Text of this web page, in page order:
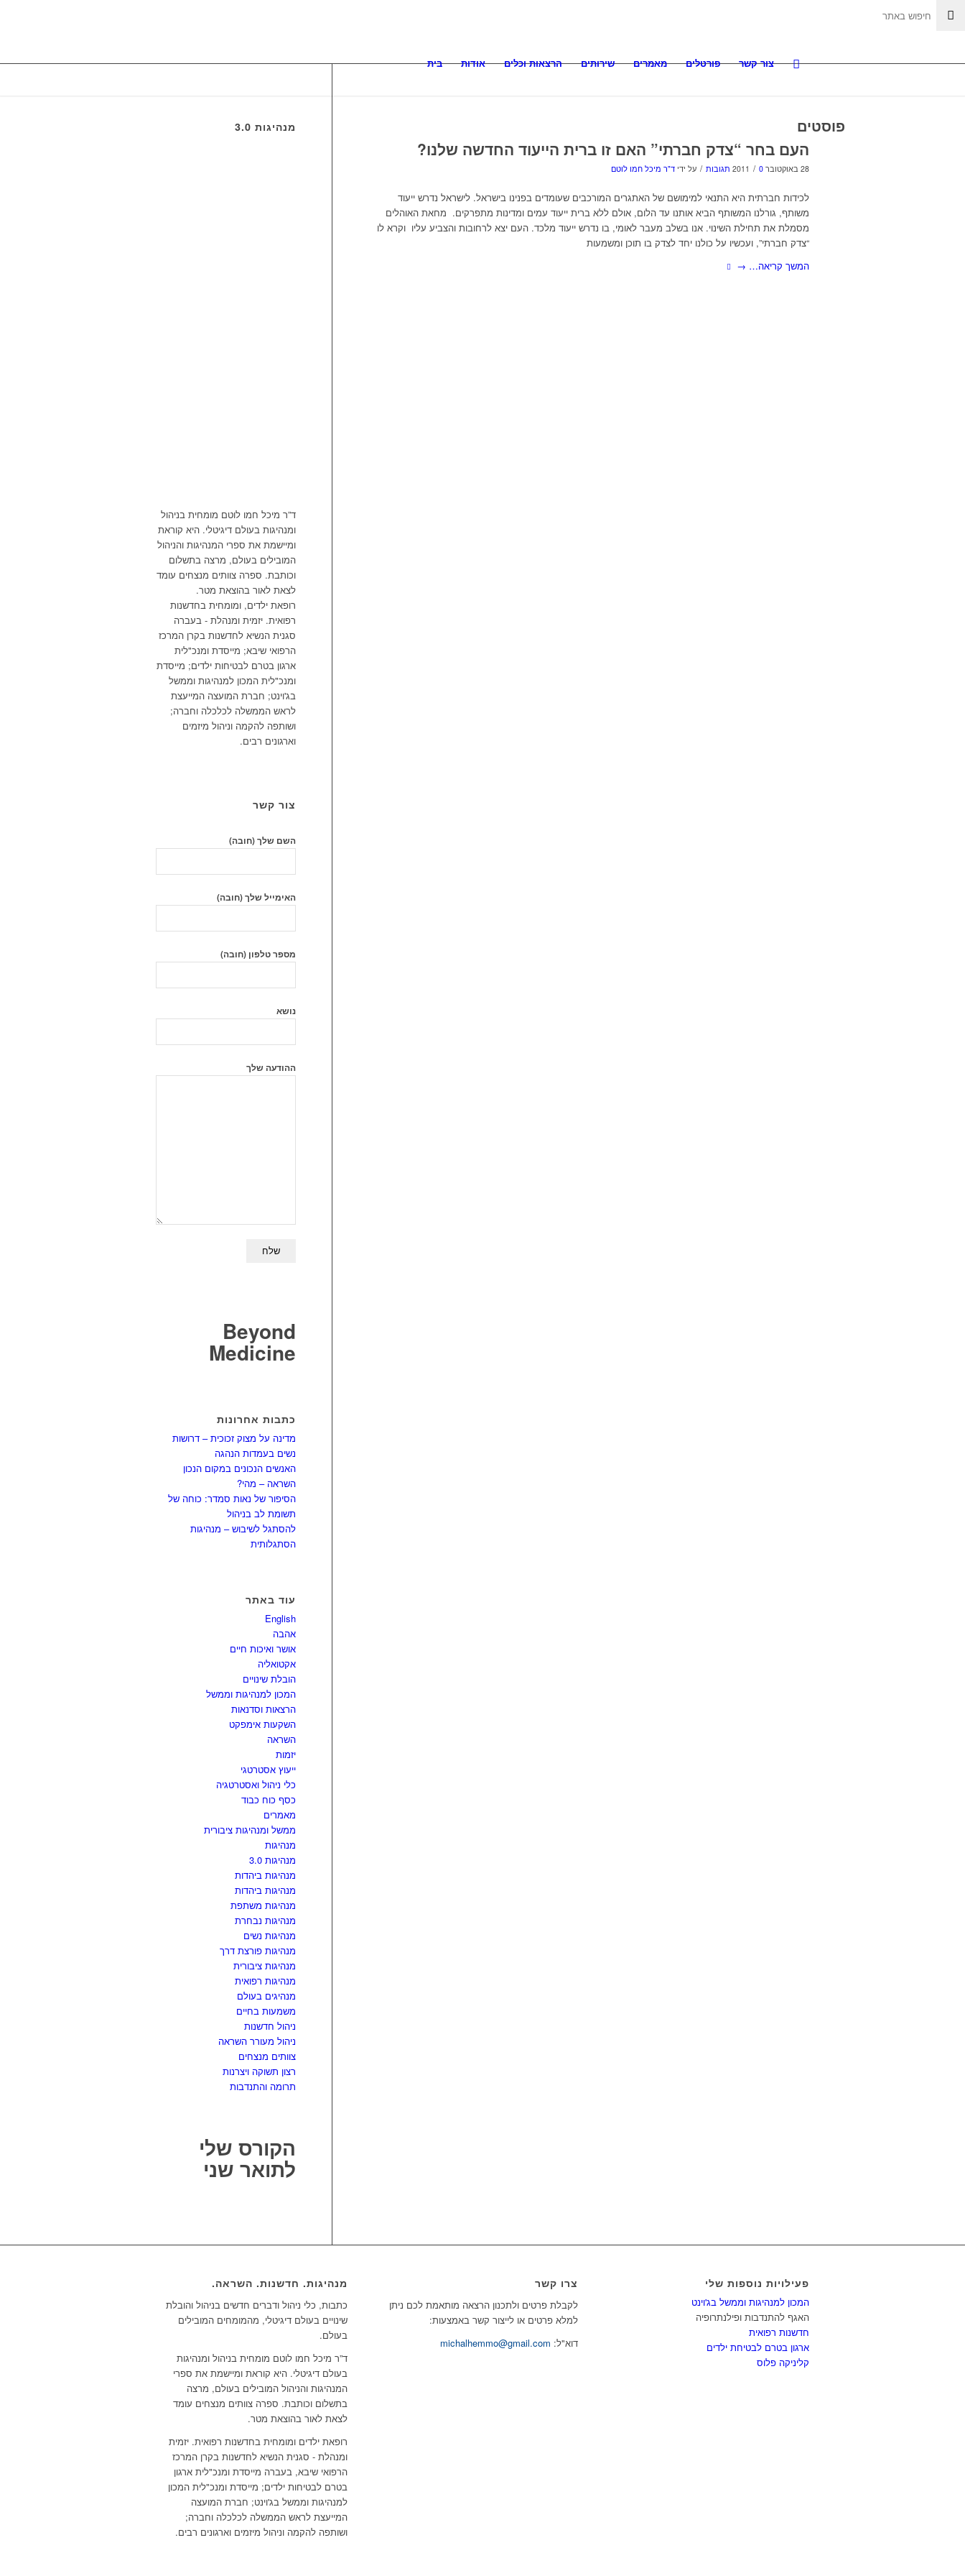
בית אודות הרצאות וכלים שירותים מאמרים פורטלים צור קשר
פוסטים
העם בחר “צדק חברתי” האם זו ברית הייעוד החדשה שלנו?
28 באוקטובר 2011 / 0 תגובות / על ידי ד"ר מיכל חמו לוטם
לכידות חברתית היא התנאי למימושם של האתגרים המורכבים שעומדים בפנינו בישראל. לישראל נדרש ייעוד
משותף, גורלנו המשותף הביא אותנו עד הלום, אולם ללא ברית ייעוד עמים ומדינות מתפרקים. מחאת האוהלים
מסמלת את תחילת השינוי. אנו בשלב מעבר לאומי, בו נדרש ייעוד מלכד. העם יצא לרחובות והצביע עליו וקרא לו
“צדק חברתי”, ועכשיו על כולנו יחד לצדק בו תוכן ומשמעות
המשך קריאה… →
מנהיגות 3.0
ד”ר מיכל חמו לוטם מומחית בניהול
ומנהיגות בעולם דיגיטלי. היא קוראת
ומיישמת את ספרי המנהיגות והניהול
המובילים בעולם, מרצה בתשלום
וכותבת. ספרה צוותים מנצחים עומד
לצאת לאור בהוצאת מטר.
רופאת ילדים, ומומחית בחדשנות
רפואית. יזמית ומנהלת - בעברה
סגנית הנשיא לחדשנות בקרן המרכז
הרפואי שיבא; מייסדת ומנכ"לית
ארגון בטרם לבטיחות ילדים; מייסדת
ומנכ"לית המכון למנהיגות וממשל
בג'וינט; חברת המועצה המייעצת
לראש הממשלה לכלכלה וחברה;
ושותפה להקמה וניהול מיזמים
וארגונים רבים.
צור קשר
השם שלך (חובה)
האימייל שלך (חובה)
מספר טלפון (חובה)
נושא
ההודעה שלך
Beyond
Medicine
כתבות אחרונות
מדינה על מצוק זכוכית – דרושות
נשים בעמדות הנהגה
האנשים הנכונים במקום הנכון
השראה – מהי?
הסיפור של נאות סמדר: כוחה של
תשומת לב בניהול
להסתגל לשיבוש – מנהיגות
הסתגלותית
עוד באתר
English
אהבה
אושר ואיכות חיים
אקטואליה
הובלת שינויים
המכון למנהיגות וממשל
הרצאות וסדנאות
השקעות אימפקט
השראה
יזמות
ייעוץ אסטרטגי
כלי ניהול ואסטרטגיה
כסף כוח כבוד
מאמרים
ממשל ומנהיגות ציבורית
מנהיגות
מנהיגות 3.0
מנהיגות ביהדות
מנהיגות ביהדות
מנהיגות משתפת
מנהיגות נבחרת
מנהיגות נשים
מנהיגות פורצת דרך
מנהיגות ציבורית
מנהיגות רפואית
מנהיגים בעולם
משמעות בחיים
ניהול חדשנות
ניהול מעורר השראה
צוותים מנצחים
רצון תשוקה ויצרנות
תרומה והתנדבות
הקורס שלי
לתואר שני
מנהיגות. חדשנות. השראה.
כתבות, כלי ניהול ודברים חדשים בניהול והובלת
שינויים בעולם דיגיטלי, מהמומחים המובילים
בעולם.
ד”ר מיכל חמו לוטם מומחית בניהול ומנהיגות
בעולם דיגיטלי. היא קוראת ומיישמת את ספרי
המנהיגות והניהול המובילים בעולם, מרצה
בתשלום וכותבת. ספרה צוותים מנצחים עומד
לצאת לאור בהוצאת מטר.
רופאת ילדים ומומחית בחדשנות רפואית. יזמית
ומנהלת - סגנית הנשיא לחדשנות בקרן המרכז
הרפואי שיבא, בעברה מייסדת ומנכ"לית ארגון
בטרם לבטיחות ילדים; מייסדת ומנכ"לית המכון
למנהיגות וממשל בג'וינט; חברת המועצה
המייעצת לראש הממשלה לכלכלה וחברה;
ושותפה להקמה וניהול מיזמים וארגונים רבים.
צרו קשר
לקבלת פרטים ולתכנון הרצאה מותאמת לכם ניתן
למלא פרטים או לייצור קשר באמצעות:
דוא"ל: michalhemmo@gmail.com
פעילויות נוספות שלי
המכון למנהיגות וממשל בג'וינט
האגף להתנדבות ופילנתרופיה
חדשנות רפואית
ארגון בטרם לבטיחת ילדים
קליניקה פלוס